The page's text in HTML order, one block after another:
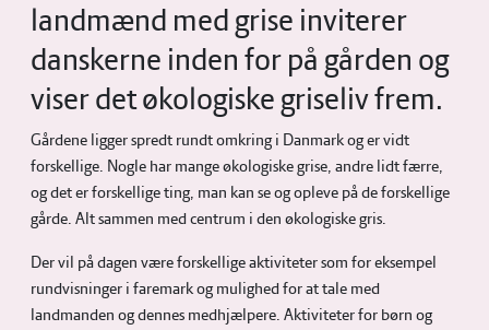
landmænd med grise inviterer
danskerne inden for på gården og
viser det økologiske griseliv frem.
Gårdene ligger spredt rundt omkring i Danmark og er vidt
forskellige. Nogle har mange økologiske grise, andre lidt færre,
og det er forskellige ting, man kan se og opleve på de forskellige
gårde. Alt sammen med centrum i den økologiske gris.
Der vil på dagen være forskellige aktiviteter som for eksempel
rundvisninger i faremark og mulighed for at tale med
landmanden og dennes medhjælpere. Aktiviteter for børn og